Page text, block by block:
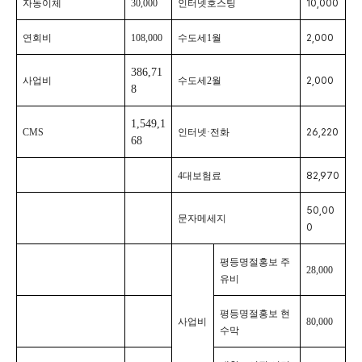
자동이체 30,000 인터넷호스팅 10,000
연회비 108,000 수도세1월 2,000
사업비
386,71
8
수도세2월 2,000
CMS
1,549,1
68
인터넷·전화 26,220
4대보험료 82,970
문자메세지
50,00
0
사업비
평등명절홍보 주
유비
28,000
평등명절홍보 현
수막
80,000